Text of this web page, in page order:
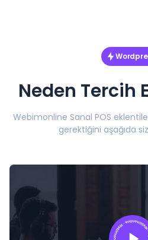
Neden Tercih
Webimonline Sanal POS
gerektiğini aşağıda